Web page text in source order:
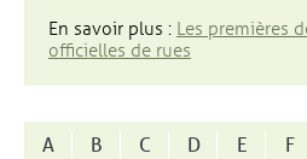
En savoir plus : Les premières
officielles de rues
A B C D E F